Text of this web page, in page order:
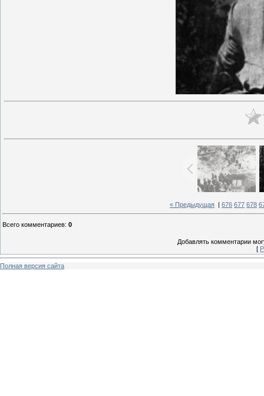
« Предыдущая 676 677 678
Всего комментариев: 0
Добавлять комментарии
[
Полная версия сайта